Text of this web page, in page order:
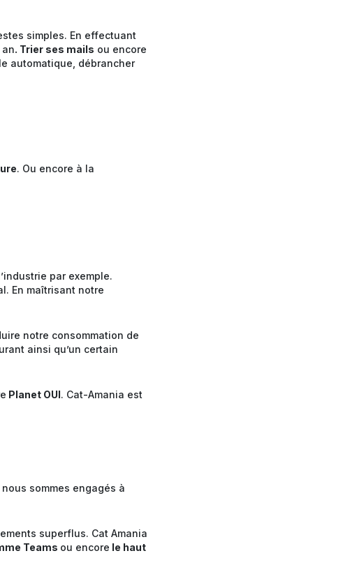
simples. En effectuant
. Trier ses mails ou encore
automatique, débrancher
. Ou encore à la
par exemple.
En maîtrisant notre
notre consommation de
ainsi qu’un certain
Planet OUI. Cat-Amania est
sommes engagés à
superflus. Cat Amania
Teams ou encore le haut